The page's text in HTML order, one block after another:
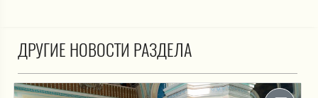
ДРУГИЕ НОВОСТИ РАЗДЕЛА